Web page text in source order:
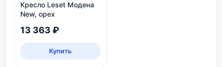
Кресло Leset Модена
New, орех
13 363 ₽
Купить